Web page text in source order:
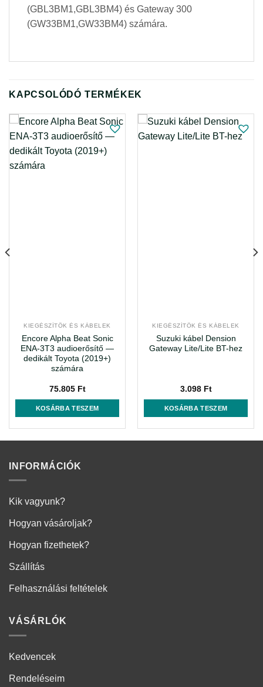
(GBL3BM1,GBL3BM4) és Gateway 300
(GW33BM1,GW33BM4) számára.
KAPCSOLÓDÓ TERMÉKEK
KIEGÉSZÍTÖK ÉS KÁBELEK
Encore Alpha Beat Sonic
ENA-3T3 audioerősítő —
dedikált Toyota (2019+)
számára
75.805 Ft
KOSÁRBA TESZEM
KIEGÉSZÍTÖK ÉS KÁBELEK
Suzuki kábel Dension
Gateway Lite/Lite BT-hez
3.098 Ft
KOSÁRBA TESZEM
INFORMÁCIÓK
Kik vagyunk?
Hogyan vásároljak?
Hogyan fizethetek?
Szállítás
Felhasználási feltételek
VÁSÁRLÓK
Kedvencek
Rendeléseim